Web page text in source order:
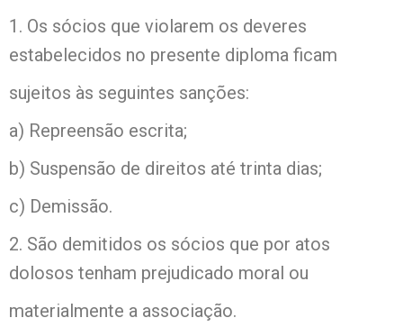
1. Os sócios que violarem os deveres
estabelecidos no presente diploma ficam
sujeitos às seguintes sanções:
a) Repreensão escrita;
b) Suspensão de direitos até trinta dias;
c) Demissão.
2. São demitidos os sócios que por atos
dolosos tenham prejudicado moral ou
materialmente a associação.